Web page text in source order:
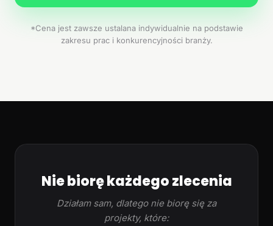
*Cena jest zawsze ustalana indywidualnie na podstawie
zakresu prac i konkurencyjności branży.
Nie biorę każdego zlecenia
Działam sam, dlatego nie biorę się za
projekty, które: